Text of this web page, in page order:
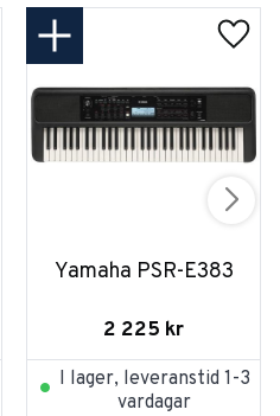
Yamaha PSR-E383
2 225 kr
I lager, leveranstid 1-3
vardagar